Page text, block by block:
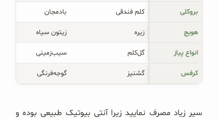
بروکلی کلم فندقی بادمجان
هویج زیره زیتون سیاه
انواع پیاز گل‌کلم سیب‌زمینی
کرفس گشنیز گوجه‌فرنگی
سیر زیاد مصرف نمایید زیرا آنتی بیوتیک طبیعی بوده و